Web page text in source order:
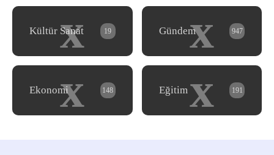
x
Kültür Sanat 19 x
Gündem 947
x
Ekonomi 148 x
Eğitim 191